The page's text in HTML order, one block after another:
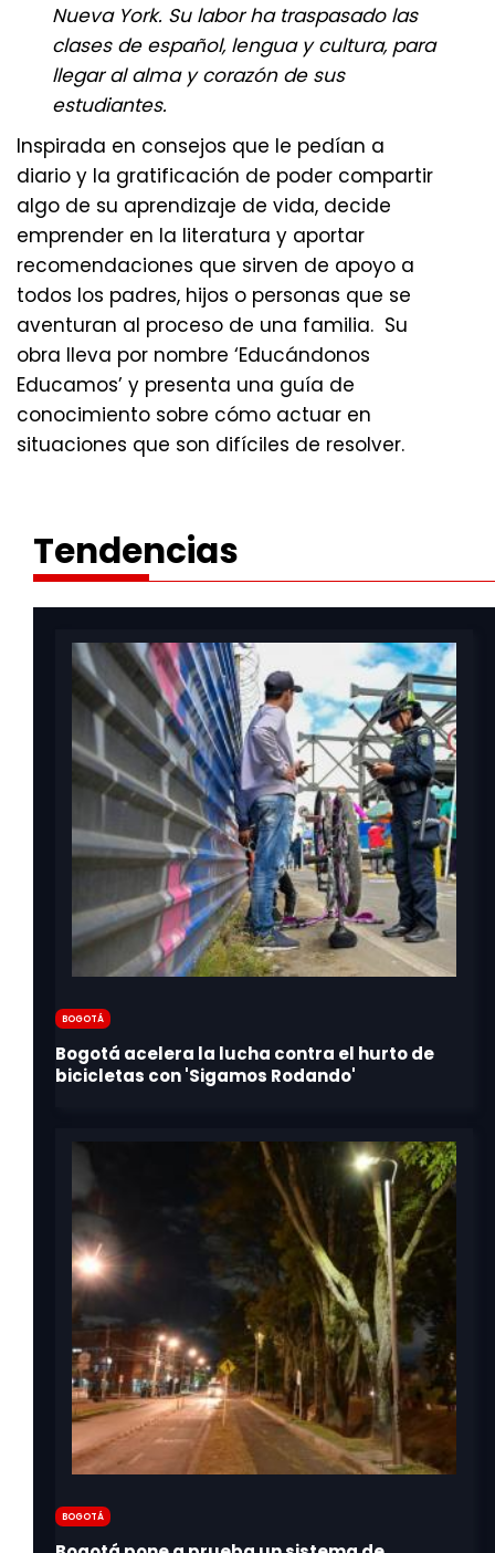
Nueva York. Su labor ha traspasado las
clases de español, lengua y cultura, para
llegar al alma y corazón de sus
estudiantes.
Inspirada en consejos que le pedían a
diario y la gratificación de poder compartir
algo de su aprendizaje de vida, decide
emprender en la literatura y aportar
recomendaciones que sirven de apoyo a
todos los padres, hijos o personas que se
aventuran al proceso de una familia. Su
obra lleva por nombre ‘Educándonos
Educamos’ y presenta una guía de
conocimiento sobre cómo actuar en
situaciones que son difíciles de resolver.
Tendencias
Bogotá
Bogotá